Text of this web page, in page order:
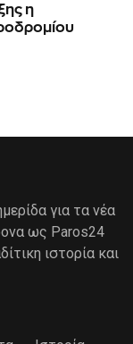
η
για τα νέα
ως Paros24
ιστορία και